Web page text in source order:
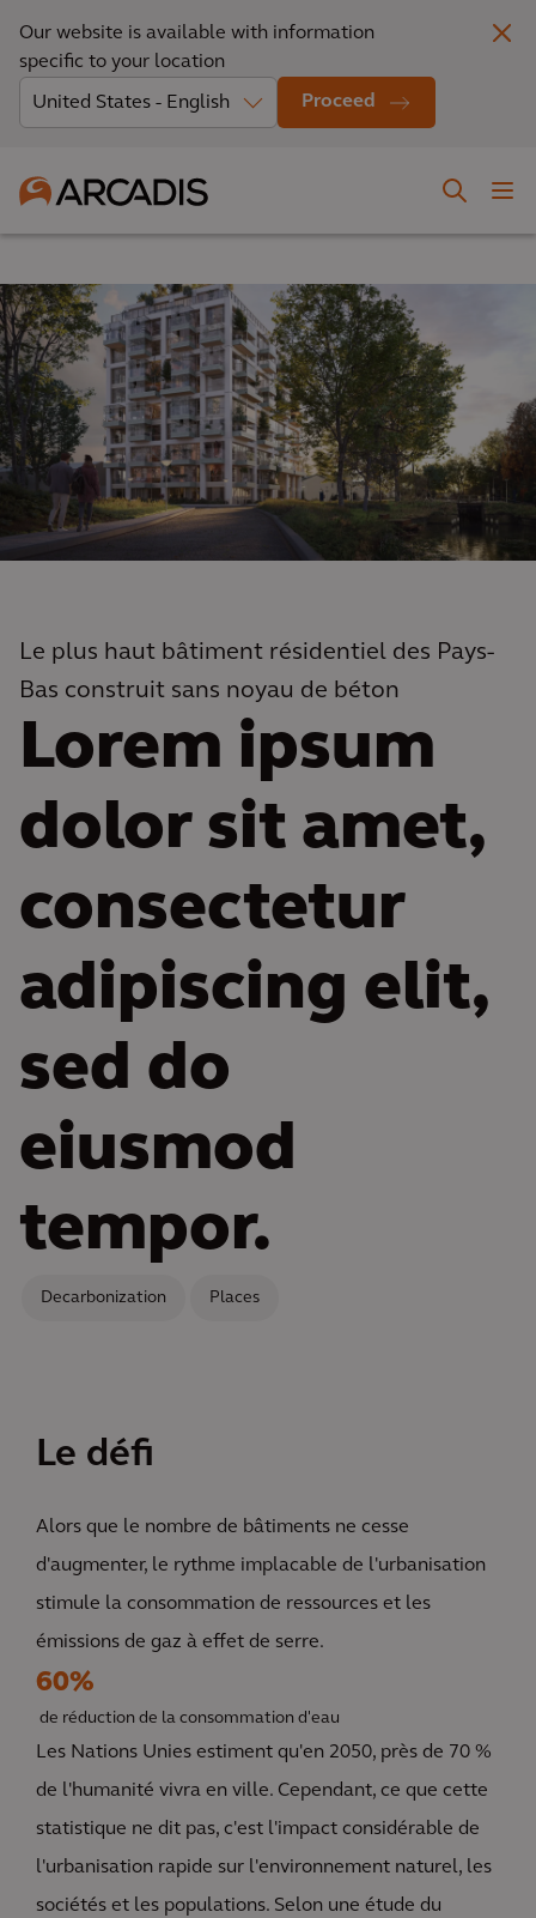
Our website is available with information
specific to your location
Proceed
Le plus haut bâtiment résidentiel des Pays-
Bas construit sans noyau de béton
Lorem ipsum
dolor sit amet,
consectetur
adipiscing elit,
sed do
eiusmod
tempor.
Decarbonization Places
Le défi
Alors que le nombre de bâtiments ne cesse
d'augmenter, le rythme implacable de l'urbanisation
stimule la consommation de ressources et les
émissions de gaz à effet de serre.
60%
de réduction de la consommation d'eau
Les Nations Unies estiment qu'en 2050, près de 70 %
de l'humanité vivra en ville. Cependant, ce que cette
statistique ne dit pas, c'est l'impact considérable de
l'urbanisation rapide sur l'environnement naturel, les
sociétés et les populations. Selon une étude du